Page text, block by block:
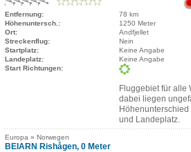
Entfernung:
78 km
Höhenuntersch.:
1250 Meter
Ort:
Andfjellet
Streckenflug:
Nein
Startplatz:
Keine Angabe
Landeplatz:
Keine Angabe
Start Richtungen:
Fluggebiet für alle
dabei liegen
und Landeplatz.
Europa » Norwegen
BEIARN Rishågen, 0 Meter